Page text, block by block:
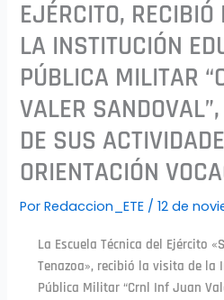
EJÉRCITO,
LA INSTITUCIÓN
PÚBLICA MILITAR
VALER
DE SUS
ORIENTACIÓN
PorRedaccion_ETE /12 de
La Escuela Técnica del Ejército
Tenazoa», recibió la visita de la
Pública Militar “Crnl Inf Juan